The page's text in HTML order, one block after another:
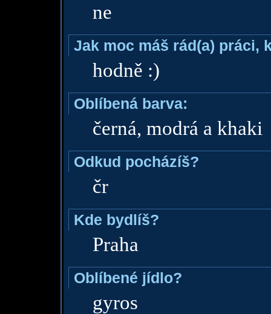
ne
Jak moc máš rád(a) práci,
hodně :)
Oblíbená barva:
černá, modrá a khaki
Odkud pocházíš?
čr
Kde bydlíš?
Praha
Oblíbené jídlo?
gyros